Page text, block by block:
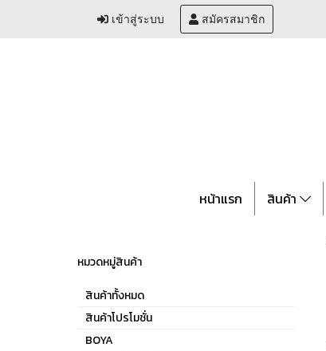
เข้าสู่ระบบ สมัครสมาชิก
หน้าแรก สินค้า
หมวดหมู่สินค้า
สินค้าทั้งหมด
สินค้าโปรโมชั่น
BOYA